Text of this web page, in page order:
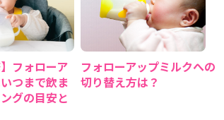
フォローア
つまで飲ま
グの目安と
フォローアップミルクへの
切り替え方は？